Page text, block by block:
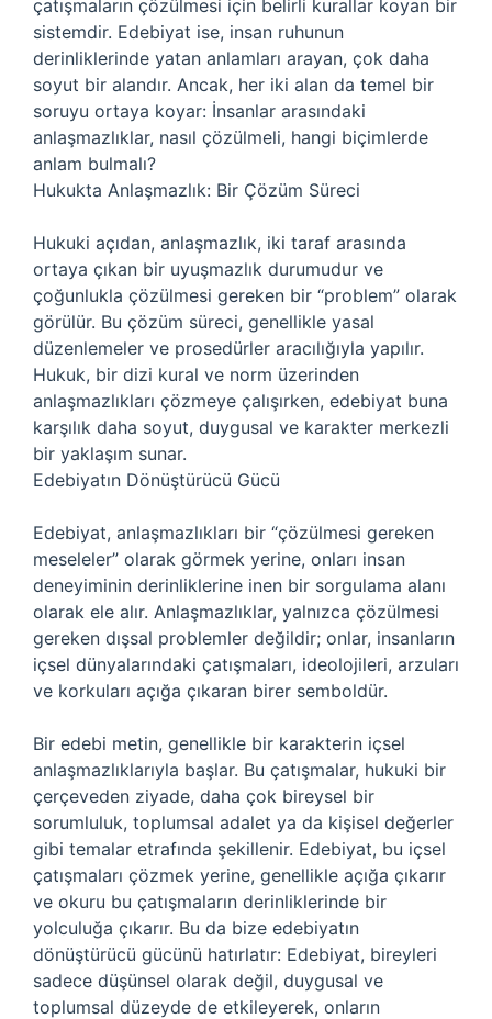
çatışmaların çözülmesi için belirli kurallar koyan bir
sistemdir. Edebiyat ise, insan ruhunun
derinliklerinde yatan anlamları arayan, çok daha
soyut bir alandır. Ancak, her iki alan da temel bir
soruyu ortaya koyar: İnsanlar arasındaki
anlaşmazlıklar, nasıl çözülmeli, hangi biçimlerde
anlam bulmalı?
Hukukta Anlaşmazlık: Bir Çözüm Süreci
Hukuki açıdan, anlaşmazlık, iki taraf arasında
ortaya çıkan bir uyuşmazlık durumudur ve
çoğunlukla çözülmesi gereken bir “problem” olarak
görülür. Bu çözüm süreci, genellikle yasal
düzenlemeler ve prosedürler aracılığıyla yapılır.
Hukuk, bir dizi kural ve norm üzerinden
anlaşmazlıkları çözmeye çalışırken, edebiyat buna
karşılık daha soyut, duygusal ve karakter merkezli
bir yaklaşım sunar.
Edebiyatın Dönüştürücü Gücü
Edebiyat, anlaşmazlıkları bir “çözülmesi gereken
meseleler” olarak görmek yerine, onları insan
deneyiminin derinliklerine inen bir sorgulama alanı
olarak ele alır. Anlaşmazlıklar, yalnızca çözülmesi
gereken dışsal problemler değildir; onlar, insanların
içsel dünyalarındaki çatışmaları, ideolojileri, arzuları
ve korkuları açığa çıkaran birer semboldür.
Bir edebi metin, genellikle bir karakterin içsel
anlaşmazlıklarıyla başlar. Bu çatışmalar, hukuki bir
çerçeveden ziyade, daha çok bireysel bir
sorumluluk, toplumsal adalet ya da kişisel değerler
gibi temalar etrafında şekillenir. Edebiyat, bu içsel
çatışmaları çözmek yerine, genellikle açığa çıkarır
ve okuru bu çatışmaların derinliklerinde bir
yolculuğa çıkarır. Bu da bize edebiyatın
dönüştürücü gücünü hatırlatır: Edebiyat, bireyleri
sadece düşünsel olarak değil, duygusal ve
toplumsal düzeyde de etkileyerek, onların